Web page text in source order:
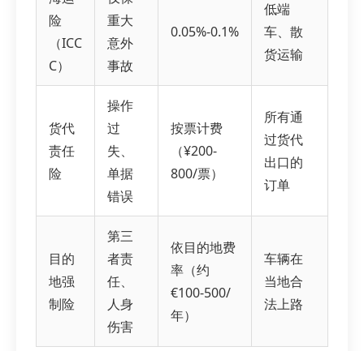
险
（ICC
C）
重大
意外
事故
0.05%-0.1%
低端
车、散
货运输
货代
责任
险
操作
过
失、
单据
错误
按票计费
（¥200-
800/票）
所有通
过货代
出口的
订单
目的
地强
制险
第三
者责
任、
人身
伤害
依目的地费
率（约
€100-500/
年）
车辆在
当地合
法上路